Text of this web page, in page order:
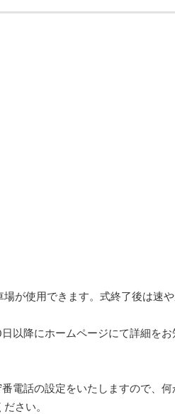
が使用できます。式終了後は速
以降にホームページにて詳細をお
電話の設定をいたしますので、何
さい。